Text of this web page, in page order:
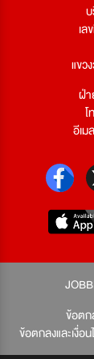
เ
แขว
ฝ่
อีเม
ข้อตก
ข้อตกลงและเงื่อ